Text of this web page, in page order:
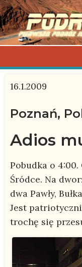
16.1.2009
Poznań,
Adios
Pobudka o 4:00.
Śródce. Na
dwa Pawły,
Jest
trochę się